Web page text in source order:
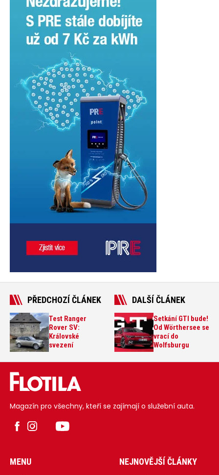
PŘEDCHOZÍ ČLÁNEK
Test Ranger
Rover SV:
Královské
svezení
DALŠÍ ČLÁNEK
Setkání GTI bude!
Od Wörthersee se
vrací do
Wolfsburgu
Magazín pro všechny, kteří se zajímají o služební auta.
MENU NEJNOVĚJŠÍ ČLÁNKY